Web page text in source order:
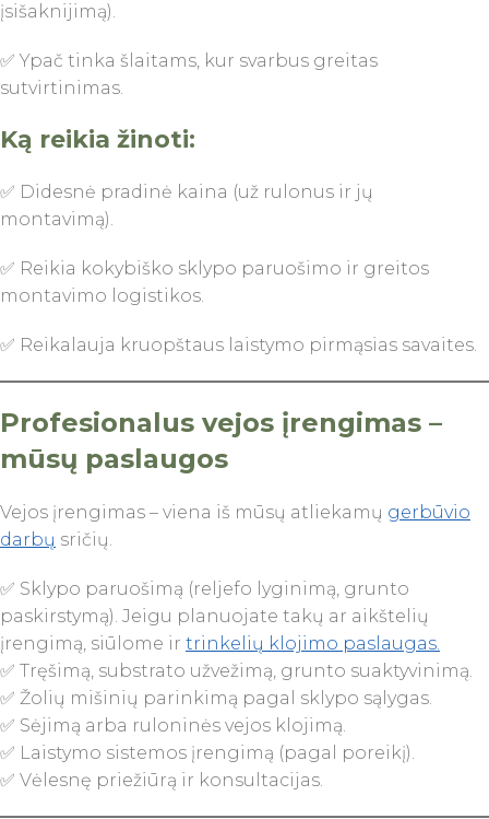
įsišaknijimą).
✅ Ypač tinka šlaitams, kur svarbus greitas
sutvirtinimas.
Ką reikia žinoti:
✅ Didesnė pradinė kaina (už rulonus ir jų
montavimą).
✅ Reikia kokybiško sklypo paruošimo ir greitos
montavimo logistikos.
✅ Reikalauja kruopštaus laistymo pirmąsias savaites.
Profesionalus vejos įrengimas –
mūsų paslaugos
Vejos įrengimas – viena iš mūsų atliekamų gerbūvio
darbų sričių.
✅ Sklypo paruošimą (reljefo lyginimą, grunto
paskirstymą). Jeigu planuojate takų ar aikštelių
įrengimą, siūlome ir trinkelių klojimo paslaugas.
✅ Tręšimą, substrato užvežimą, grunto suaktyvinimą.
✅ Žolių mišinių parinkimą pagal sklypo sąlygas.
✅ Sėjimą arba ruloninės vejos klojimą.
✅ Laistymo sistemos įrengimą (pagal poreikį).
✅ Vėlesnę priežiūrą ir konsultacijas.